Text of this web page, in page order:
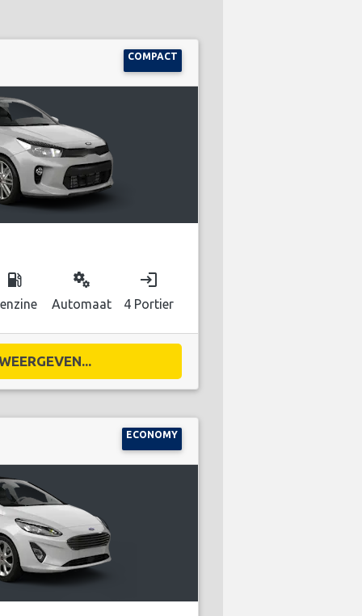
COMPACT
local_gas_station miscellaneous_services
Automaat
login
4 Portier
ECONOMY